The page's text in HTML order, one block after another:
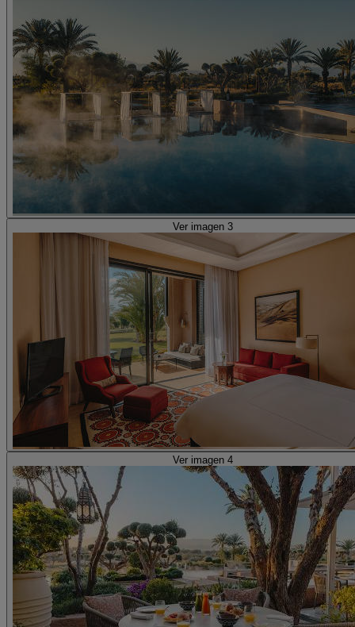
Ver imagen 3
Ver imagen 4